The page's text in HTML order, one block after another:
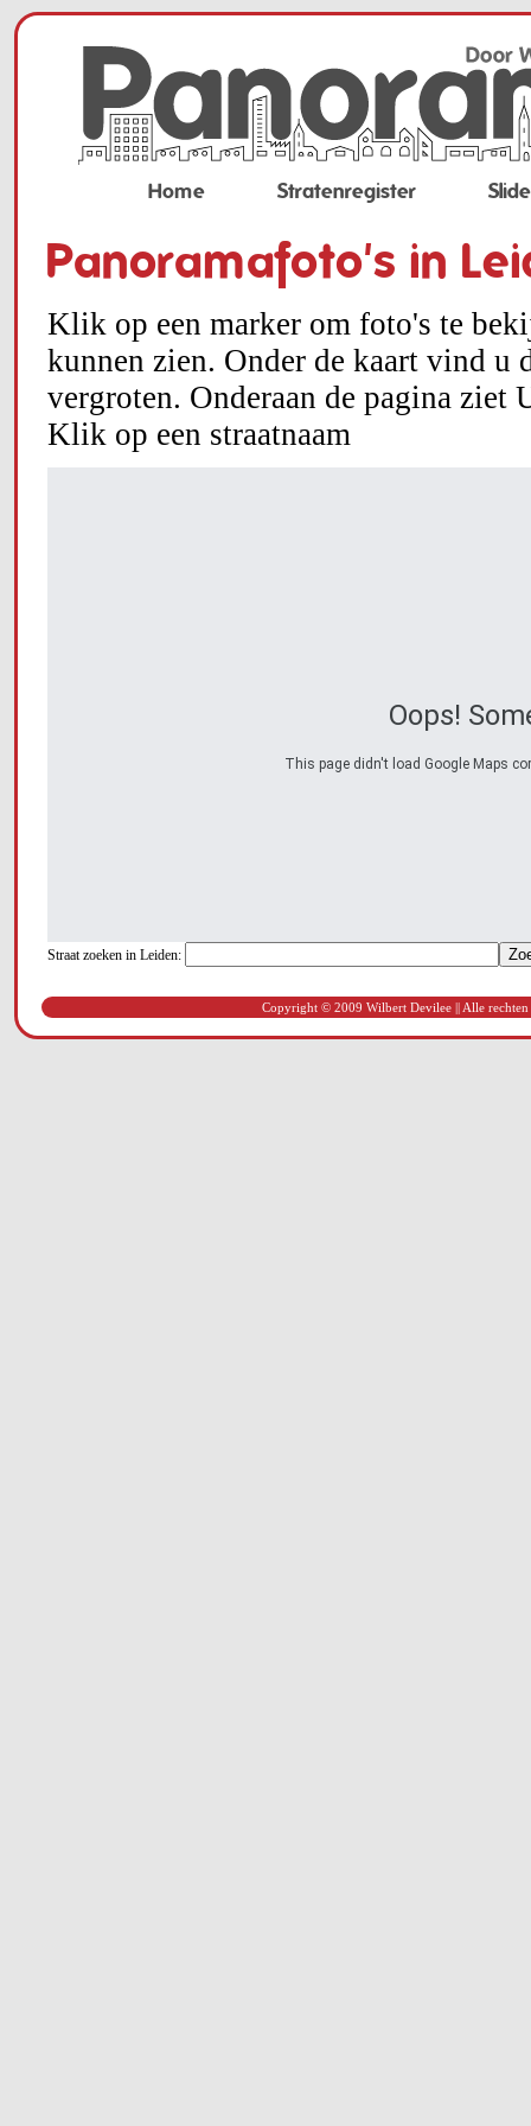
Home Stratenregister
Panoramafoto's in
Klik op een marker om foto's te
kunnen zien. Onder de kaart vind
vergroten. Onderaan de pagina ziet
Klik op een straatnaam
Oops!
This page didn't load Google Maps
Straat zoeken in Leiden:
Copyright © 2009 Wilbert Devilee || Alle